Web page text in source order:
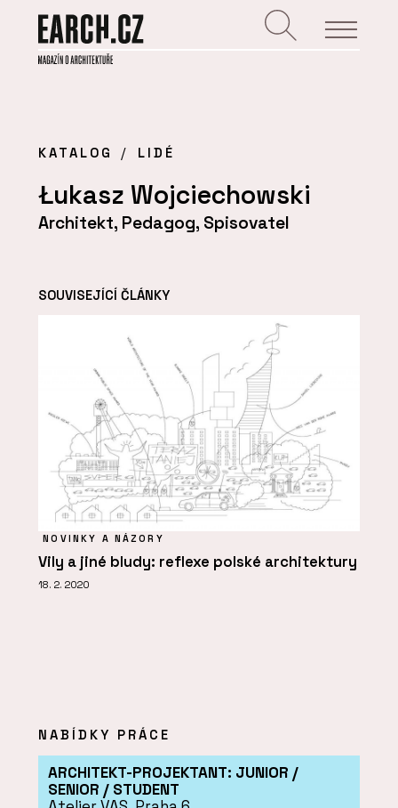
KATALOG LIDÉ
Łukasz Wojciechowski
Architekt, Pedagog, Spisovatel
SOUVISEJÍCÍ ČLÁNKY
NOVINKY A NÁZORY
Vily a jiné bludy: reflexe polské architektury
18. 2. 2020
NABÍDKY PRÁCE
ARCHITEKT-PROJEKTANT: JUNIOR /
SENIOR / STUDENT